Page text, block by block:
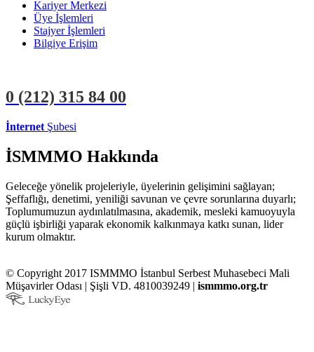
Kariyer Merkezi
Üye İşlemleri
Stajyer İşlemleri
Bilgiye Erişim
0 (212) 315 84 00
İnternet Şubesi
İSMMMO Hakkında
Geleceğe yönelik projeleriyle, üyelerinin gelişimini sağlayan;
Şeffaflığı, denetimi, yeniliği savunan ve çevre sorunlarına duyarlı;
Toplumumuzun aydınlatılmasına, akademik, mesleki kamuoyuyla
güçlü işbirliği yaparak ekonomik kalkınmaya katkı sunan, lider
kurum olmaktır.
© Copyright 2017 ISMMMO İstanbul Serbest Muhasebeci Mali
Müşavirler Odası | Şişli VD. 4810039249 | ismmmo.org.tr